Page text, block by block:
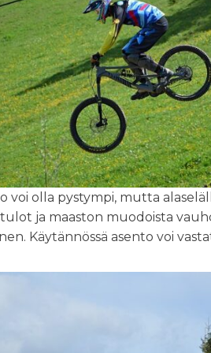
voi olla pystympi, mutta
ja maaston muodoista
Käytännössä asento voi